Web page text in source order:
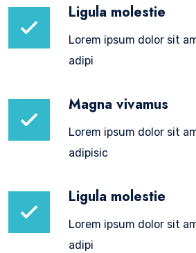
Ligula molestie
Lorem ipsum dolor sit
adipi
Magna vivamus
Lorem ipsum dolor sit
adipisic
Ligula molestie
Lorem ipsum dolor sit
adipi